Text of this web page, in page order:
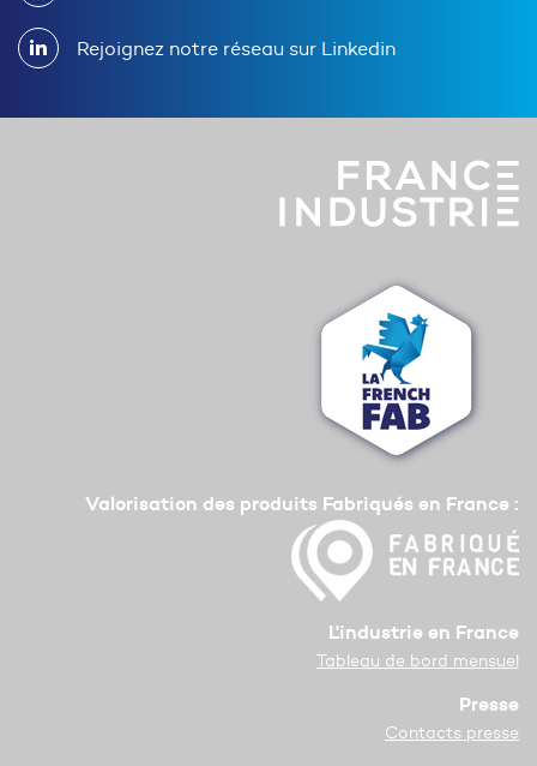
Rejoignez notre réseau sur Linkedin
Valorisation des produits Fabriqués en France :
L'industrie en France
Tableau de bord mensuel
Presse
Contacts presse